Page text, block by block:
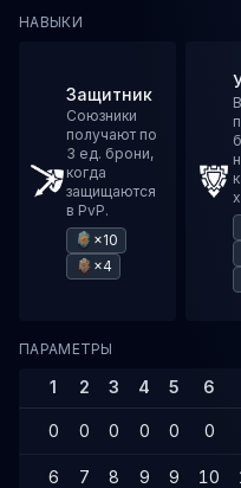
НАВЫКИ
Защитник
Союзники
получают по
3 ед. брони,
когда
защищаются
в PvP.
×10
×4
ПАРАМЕТРЫ
1 2 3 4 5 6
0 0 0 0 0 0
6 7 8 9 9 10